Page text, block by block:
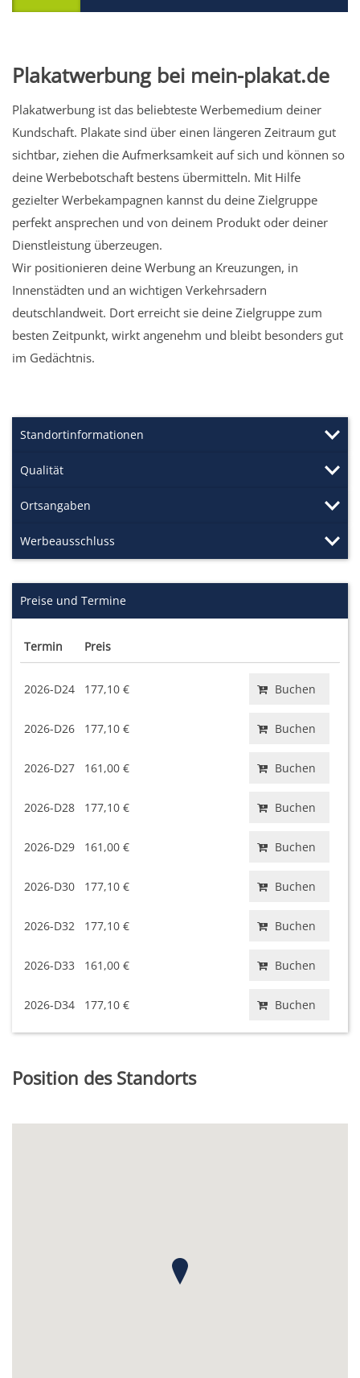
Plakatwerbung bei mein-plakat.de
Plakatwerbung ist das beliebteste Werbemedium deiner
Kundschaft. Plakate sind über einen längeren Zeitraum gut
sichtbar, ziehen die Aufmerksamkeit auf sich und können so
deine Werbebotschaft bestens übermitteln. Mit Hilfe
gezielter Werbekampagnen kannst du deine Zielgruppe
perfekt ansprechen und von deinem Produkt oder deiner
Dienstleistung überzeugen.
Wir positionieren deine Werbung an Kreuzungen, in
Innenstädten und an wichtigen Verkehrsadern
deutschlandweit. Dort erreicht sie deine Zielgruppe zum
besten Zeitpunkt, wirkt angenehm und bleibt besonders gut
im Gedächtnis.
Standortinformationen
Qualität
Ortsangaben
Werbeausschluss
Preise und Termine
Termin Preis
2026-D24 177,10 € Buchen
2026-D26 177,10 € Buchen
2026-D27 161,00 € Buchen
2026-D28 177,10 € Buchen
2026-D29 161,00 € Buchen
2026-D30 177,10 € Buchen
2026-D32 177,10 € Buchen
2026-D33 161,00 € Buchen
2026-D34 177,10 € Buchen
Position des Standorts